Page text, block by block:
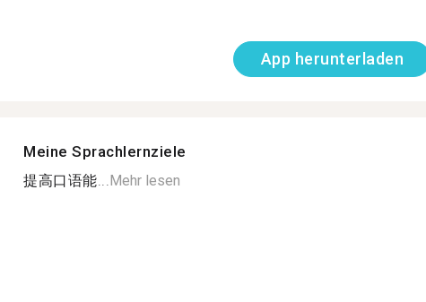
App herunterladen
Meine Sprachlernziele
提高口语能...Mehr lesen